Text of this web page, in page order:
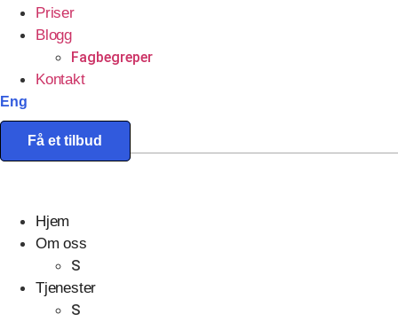
Priser
Blogg
Fagbegreper
Kontakt
Eng
Få et tilbud
Hjem
Om oss
S
Tjenester
S